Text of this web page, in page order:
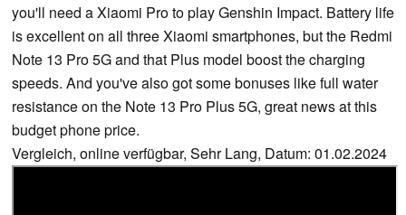
you'll need a Xiaomi Pro to play Genshin Impact. Battery life
is excellent on all three Xiaomi smartphones, but the Redmi
Note 13 Pro 5G and that Plus model boost the charging
speeds. And you've also got some bonuses like full water
resistance on the Note 13 Pro Plus 5G, great news at this
budget phone price.
Vergleich, online verfügbar, Sehr Lang, Datum: 01.02.2024